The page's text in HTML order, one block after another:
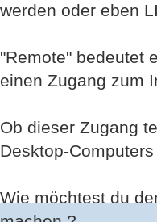
werden oder eben
"Remote" bedeutet
einen Zugang zum
Ob dieser Zugang
Desktop-
Wie möchtest du